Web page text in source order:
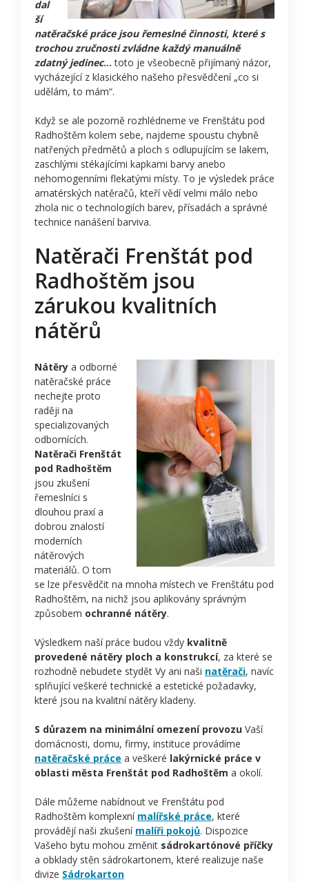
dal
ší
natěračské práce jsou řemeslné činnosti, které s
trochou zručnosti zvládne každý manuálně
zdatný jedinec… toto je všeobecně přijímaný názor,
vycházející z klasického našeho přesvědčení „co si
udělám, to mám“.
Když se ale pozorně rozhlédneme ve Frenštátu pod
Radhoštěm kolem sebe, najdeme spoustu chybně
natřených předmětů a ploch s odlupujícím se lakem,
zaschlými stékajícími kapkami barvy anebo
nehomogenními flekatými místy. To je výsledek práce
amatérských natěračů, kteří vědí velmi málo nebo
zhola nic o technologiích barev, přísadách a správné
technice nanášení barviva.
Natěrači Frenštát pod
Radhoštěm jsou
zárukou kvalitních
nátěrů
Nátěry a odborné
natěračské práce
nechejte proto
raději na
specializovaných
odbornících.
Natěrači Frenštát
pod Radhoštěm
jsou zkušení
řemeslníci s
dlouhou praxí a
dobrou znalostí
moderních
nátěrových
materiálů. O tom
se lze přesvědčit na mnoha místech ve Frenštátu pod
Radhoštěm, na nichž jsou aplikovány správným
způsobem ochranné nátěry.
Výsledkem naší práce budou vždy kvalitně
provedené nátěry ploch a konstrukcí, za které se
rozhodně nebudete stydět Vy ani naši natěrači, navíc
splňující veškeré technické a estetické požadavky,
které jsou na kvalitní nátěry kladeny.
S důrazem na minimální omezení provozu Vaší
domácnosti, domu, firmy, instituce provádíme
natěračské práce a veškeré lakýrnické práce v
oblasti města Frenštát pod Radhoštěm a okolí.
Dále můžeme nabídnout ve Frenštátu pod
Radhoštěm komplexní malířské práce, které
provádějí naši zkušení malíři pokojů. Dispozice
Vašeho bytu mohou změnit sádrokartónové příčky
a obklady stěn sádrokartonem, které realizuje naše
divize Sádrokarton